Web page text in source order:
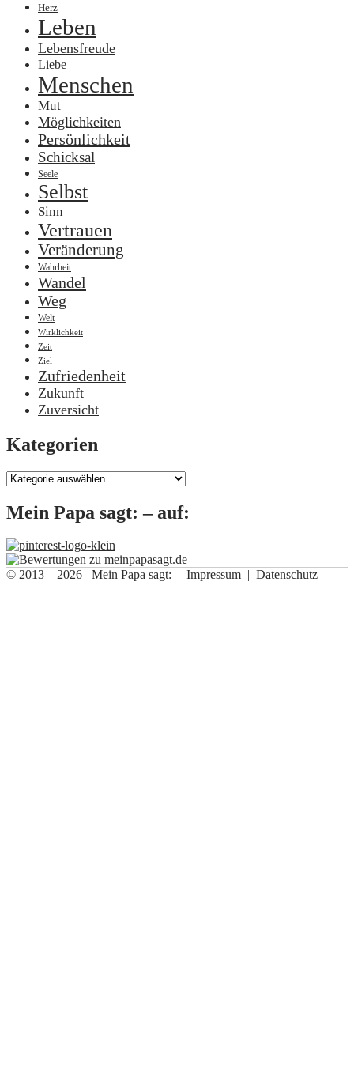
Herz
Leben
Lebensfreude
Liebe
Menschen
Mut
Möglichkeiten
Persönlichkeit
Schicksal
Seele
Selbst
Sinn
Vertrauen
Veränderung
Wahrheit
Wandel
Weg
Welt
Wirklichkeit
Zeit
Ziel
Zufriedenheit
Zukunft
Zuversicht
Kategorien
Kategorien
Mein Papa sagt: – auf:
© 2013 – 2026 Mein Papa sagt: | Impressum | Datenschutz